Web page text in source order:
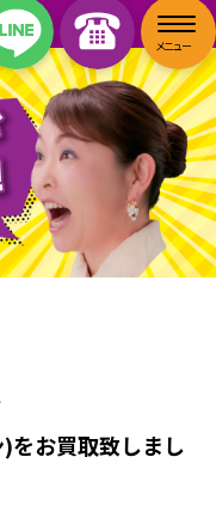
をお買取致しまし